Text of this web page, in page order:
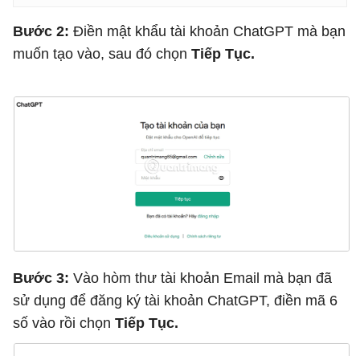
Bước 2: Điền mật khẩu tài khoản ChatGPT mà bạn
muốn tạo vào, sau đó chọn Tiếp Tục.
Bước 3: Vào hòm thư tài khoản Email mà bạn đã
sử dụng để đăng ký tài khoản ChatGPT, điền mã 6
số vào rồi chọn Tiếp Tục.